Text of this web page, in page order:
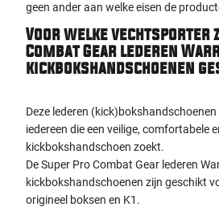
geen ander aan welke eisen de
Voor welke vechtsporter
Combat Gear lederen
kickbokshandschoenen
Deze lederen
iedereen die een veilige, comfortabele
kickbokshandschoen zoekt.
De Super Pro Combat Gear lederen
kickbokshandschoenen zijn geschikt
origineel boksen en K1.